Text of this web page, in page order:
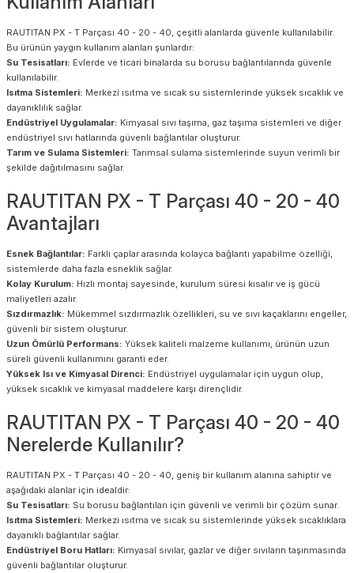
RAUTITAN PX - T Parçası 40 - 20 - 40, çeşitli alanlarda güvenle kullanılabilir.
Bu ürünün yaygın kullanım alanları şunlardır:
Su Tesisatları: Evlerde ve ticari binalarda su borusu bağlantılarında güvenle
kullanılabilir.
Isıtma Sistemleri: Merkezi ısıtma ve sıcak su sistemlerinde yüksek sıcaklık ve
dayanıklılık sağlar.
Endüstriyel Uygulamalar: Kimyasal sıvı taşıma, gaz taşıma sistemleri ve diğer
endüstriyel sıvı hatlarında güvenli bağlantılar oluşturur.
Tarım ve Sulama Sistemleri: Tarımsal sulama sistemlerinde suyun verimli bir
şekilde dağıtılmasını sağlar.
RAUTITAN PX - T Parçası 40 - 20 - 40
Avantajları
Esnek Bağlantılar: Farklı çaplar arasında kolayca bağlantı yapabilme özelliği,
sistemlerde daha fazla esneklik sağlar.
Kolay Kurulum: Hızlı montaj sayesinde, kurulum süresi kısalır ve iş gücü
maliyetleri azalır.
Sızdırmazlık: Mükemmel sızdırmazlık özellikleri, su ve sıvı kaçaklarını engeller,
güvenli bir sistem oluşturur.
Uzun Ömürlü Performans: Yüksek kaliteli malzeme kullanımı, ürünün uzun
süreli güvenli kullanımını garanti eder.
Yüksek Isı ve Kimyasal Direnci: Endüstriyel uygulamalar için uygun olup,
yüksek sıcaklık ve kimyasal maddelere karşı dirençlidir.
RAUTITAN PX - T Parçası 40 - 20 - 40
Nerelerde Kullanılır?
RAUTITAN PX - T Parçası 40 - 20 - 40, geniş bir kullanım alanına sahiptir ve
aşağıdaki alanlar için idealdir:
Su Tesisatları: Su borusu bağlantıları için güvenli ve verimli bir çözüm sunar.
Isıtma Sistemleri: Merkezi ısıtma ve sıcak su sistemlerinde yüksek sıcaklıklara
dayanıklı bağlantılar sağlar.
Endüstriyel Boru Hatları: Kimyasal sıvılar, gazlar ve diğer sıvıların taşınmasında
güvenli bağlantılar oluşturur.